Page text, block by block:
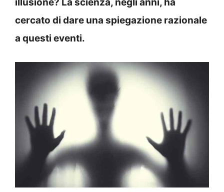
illusione? La scienza, negli anni, ha
cercato di dare una spiegazione razionale
a questi eventi.